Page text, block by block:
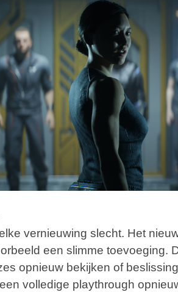
vernieuwing slecht. Het
een slimme toevoeging.
opnieuw bekijken of
volledige playthrough